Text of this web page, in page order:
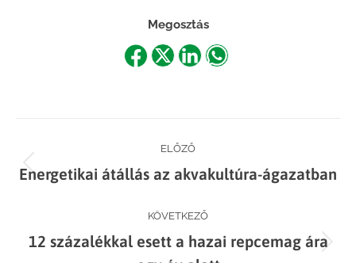
Megosztás
ShareShareShareShare
navigation
ELŐZŐ
Previous
Energetikai átállás az akvakultúra-ágazatban
KÖVETKEZŐ
Next
12 százalékkal esett a hazai repcemag ára